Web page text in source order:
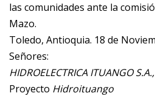
las comunidades ante la
Mazo.
Toledo, Antioquia. 18 de
Señores:
HIDROELECTRICA ITUANGO
Proyecto Hidroituango